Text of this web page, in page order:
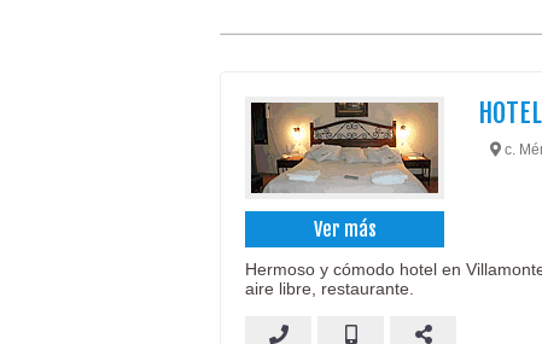
Ver más
c.
Hermoso y cómodo hotel en
aire libre, restaurante.